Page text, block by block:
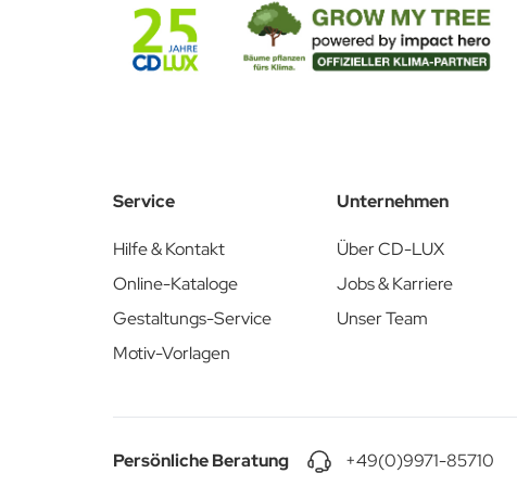
Stanzkontur PDF & AI
Service
Hilfe & Kontakt
Online-Kataloge
Gestaltungs-Service
Motiv-Vorlagen
Unternehmen
Über CD-LUX
Jobs & Karriere
Unser Team
Persönliche Beratung +49(0)9971-85710